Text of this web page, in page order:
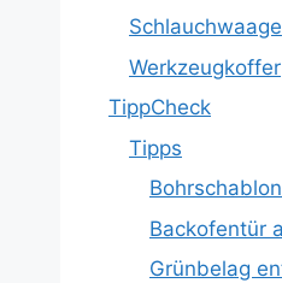
Schlauchwaage
Werkzeugkoffer
TippCheck
Tipps
Backofentür
Grünbelag